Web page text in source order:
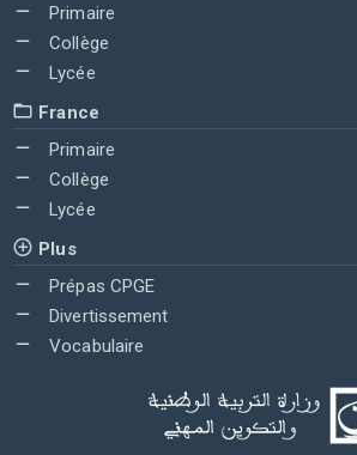
Primaire
Collège
Lycée
France
Primaire
Collège
Lycée
Plus
Prépas CPGE
Divertissement
Vocabulaire